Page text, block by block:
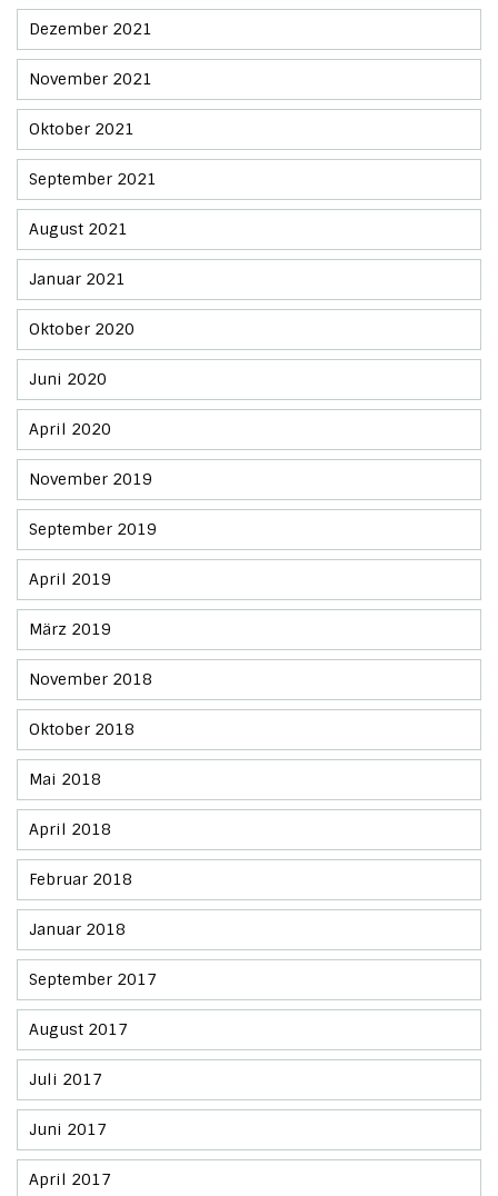
Dezember 2021
November 2021
Oktober 2021
September 2021
August 2021
Januar 2021
Oktober 2020
Juni 2020
April 2020
November 2019
September 2019
April 2019
März 2019
November 2018
Oktober 2018
Mai 2018
April 2018
Februar 2018
Januar 2018
September 2017
August 2017
Juli 2017
Juni 2017
April 2017